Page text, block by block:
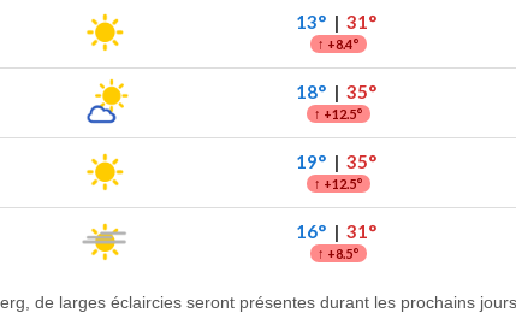
13°| 31°
↑ +8.4°
18°| 35°
↑ +12.5°
19°| 35°
↑ +12.5°
16°| 31°
↑ +8.5°
de larges éclaircies seront présentes durant les prochains